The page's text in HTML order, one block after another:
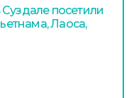
посетили
Лаоса,